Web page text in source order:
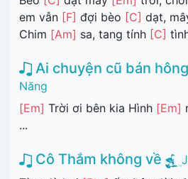
em vẫn [F] đợi bèo [C] dạt,
Chim [Am] sa, tang tính [C]
Ai chuyện cũ bán hông
Năng
[Em] Trời ơi bên kia Hình [Em]
...
Cô Thắm không về